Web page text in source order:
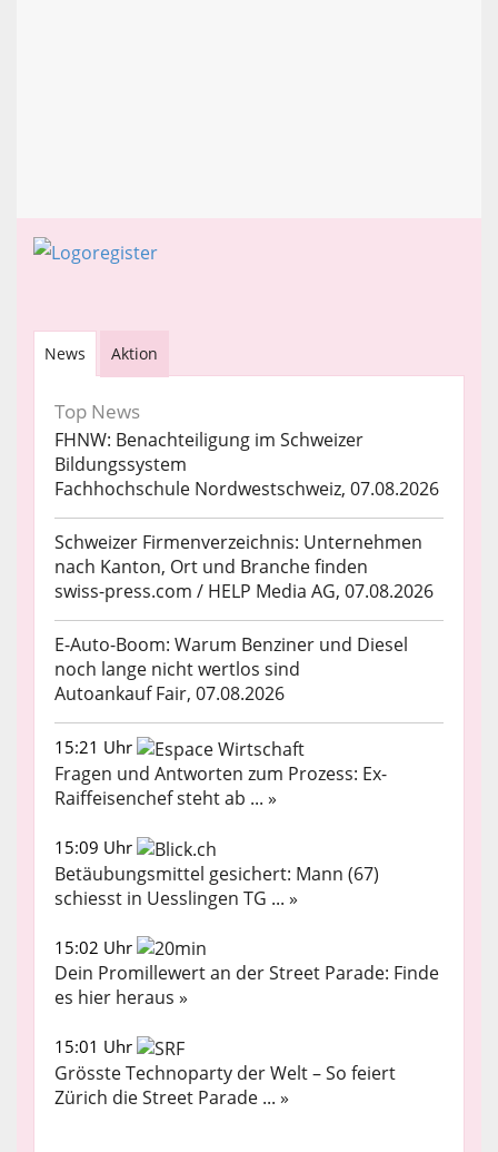
News Aktion
Top News
FHNW: Benachteiligung im Schweizer
Bildungssystem
Fachhochschule Nordwestschweiz, 07.08.2026
Schweizer Firmenverzeichnis: Unternehmen
nach Kanton, Ort und Branche finden
swiss-press.com / HELP Media AG, 07.08.2026
E-Auto-Boom: Warum Benziner und Diesel
noch lange nicht wertlos sind
Autoankauf Fair, 07.08.2026
15:21 Uhr
Fragen und Antworten zum Prozess: Ex-
Raiffeisenchef steht ab ... »
15:09 Uhr
Betäubungsmittel gesichert: Mann (67)
schiesst in Uesslingen TG ... »
15:02 Uhr
Dein Promillewert an der Street Parade: Finde
es hier heraus »
15:01 Uhr
Grösste Technoparty der Welt – So feiert
Zürich die Street Parade ... »